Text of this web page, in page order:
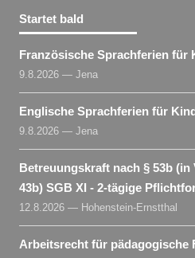
Startet bald
Französische Sprachferien für
9.8.2026 — Jena
Englische Sprachferien für
9.8.2026 — Jena
Betreuungskraft nach § 53b (in
43b) SGB XI - 2-tägige
12.8.2026 — Hohenstein-Ernstthal
Arbeitsrecht für pädagogische